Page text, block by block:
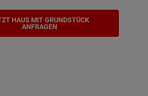
HAUS MIT GRUNDSTÜCK
ANFRAGEN